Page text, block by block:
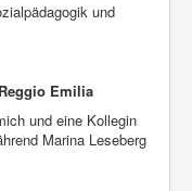
und
Emilia
und eine Kollegin
Marina Leseberg